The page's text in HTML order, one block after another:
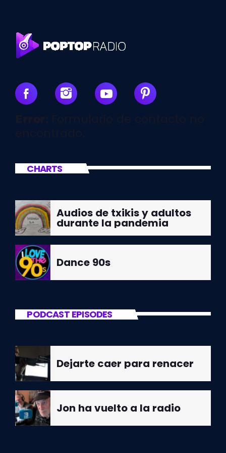
CHARTS
Audios de txikis y adultos
durante la pandemia
Dance 90s
PODCAST EPISODES
Dejarte caer para renacer
Jon ha vuelto a la radio